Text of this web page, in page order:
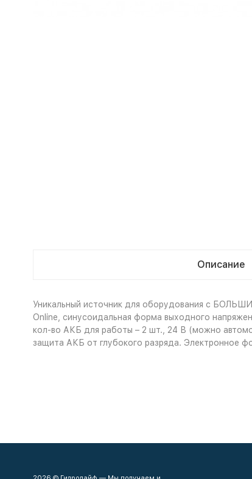
Описание
Уникальный источник для оборудования с
Online, синусоидальная форма выходного
кол-во АКБ для работы – 2 шт., 24 В (можно
защита АКБ от глубокого разряда. Электронное